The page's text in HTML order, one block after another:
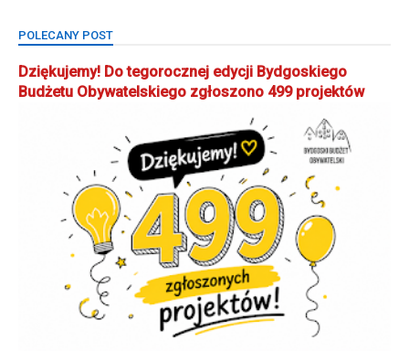
POLECANY POST
Dziękujemy! Do tegorocznej edycji Bydgoskiego
Budżetu Obywatelskiego zgłoszono 499 projektów